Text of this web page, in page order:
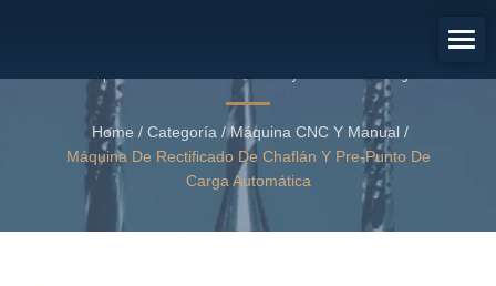
Y Pre-Punto De Carga Automática
Automática
Home / Categoría / Máquina CNC Y Manual /
Máquina De Rectificado De Chaflán Y Pre-Punto De
Carga Automática